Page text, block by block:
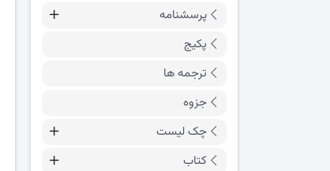
پرسشنامه
پکیج
ترجمه ها
جزوه
چک لیست
کتاب